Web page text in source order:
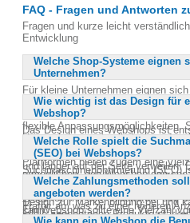
FAQ - Fragen und Antworten
Fragen und kurze leicht
Entwicklung
Welche Shop-Systeme eignen
Unternehmen?
Für kleine Unternehmen eignen
bedienen und kostengünstig sind.
oder Shopify bieten eine
flexible Anpassungsmöglichkeiten.
Unternehmen, schnell einen
ohne umfangreiche technische
Plattformen bieten zudem eine
ermöglichen, den Webshop den
anzupassen. Darüber hinaus sind
Webshop mit dem Wachstum des
kann.
Wie wichtig ist das Design für
Webshop?
Das Design eines Webshops ist
den ersten Eindruck beim Kunden
und funktionales Design sorgt
und länger auf der Seite verweilen.
erleichtert die Navigation und hilft
Produkte schnell zu finden.
Design zur Markenbildung bei und
in die angebotenen Produkte
Welche Rolle spielt die
(SEO) bei Webshops?
Suchmaschinenoptimierung (SEO)
Bedeutung, da sie die Sichtbarkeit
verbessert. Ein gut optimierter
Traffic an, was zu einer höheren
führt. SEO umfasst verschiedene
Welche Zahlungsmethoden
angeboten werden?
Ein Webshop sollte eine Vielzahl